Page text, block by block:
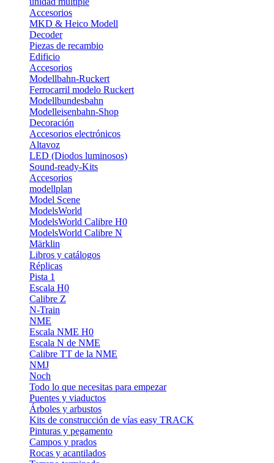
Accesorios
MKD & Heico Modell
Decoder
Piezas de recambio
Edificio
Accesorios
Modellbahn-Ruckert
Ferrocarril modelo Ruckert
Modellbundesbahn
Modelleisenbahn-Shop
Decoración
Accesorios electrónicos
Altavoz
LED (Diodos luminosos)
Sound-ready-Kits
Accesorios
modellplan
Model Scene
ModelsWorld
ModelsWorld Calibre H0
ModelsWorld Calibre N
Märklin
Libros y catálogos
Réplicas
Pista 1
Escala H0
Calibre Z
N-Train
NME
Escala NME H0
Escala N de NME
Calibre TT de la NME
NMJ
Noch
Todo lo que necesitas para empezar
Puentes y viaductos
Árboles y arbustos
Kits de construcción de vías easy TRACK
Pinturas y pegamento
Campos y prados
Rocas y acantilados